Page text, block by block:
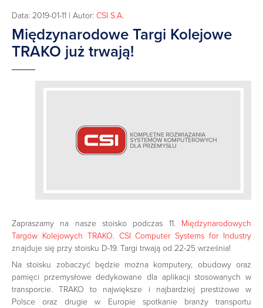
Data: 2019-01-11 | Autor: CSI S.A.
Międzynarodowe Targi Kolejowe
TRAKO już trwają!
Zapraszamy na nasze stoisko podczas 11. Międzynarodowych
Targów Kolejowych TRAKO. CSI Computer Systems for Industry
znajduje się przy stoisku D-19. Targi trwają od 22-25 września!
Na stoisku zobaczyć będzie można komputery, obudowy oraz
pamięci przemysłowe dedykowane dla aplikacji stosowanych w
transporcie. TRAKO to największe i najbardziej prestiżowe w
Polsce oraz drugie w Europie spotkanie branży transportu